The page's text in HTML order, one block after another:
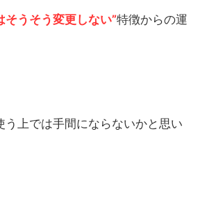
そうそう変更しない”特徴からの運
う上では手間にならないかと思い